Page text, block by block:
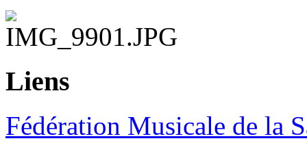
Liens
Fédération Musicale de la